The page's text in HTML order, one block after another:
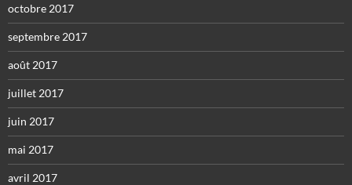
octobre 2017
septembre 2017
août 2017
juillet 2017
juin 2017
mai 2017
avril 2017